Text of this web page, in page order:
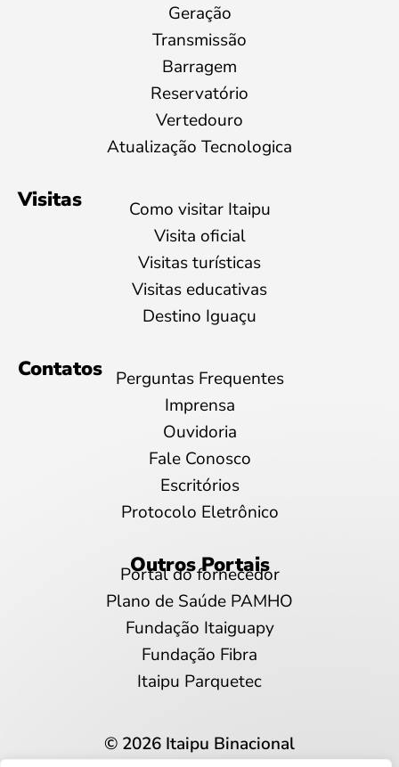
Geração
Transmissão
Barragem
Reservatório
Vertedouro
Atualização Tecnologica
Visitas
Como visitar Itaipu
Visita oficial
Visitas turísticas
Visitas educativas
Destino Iguaçu
Contatos
Perguntas Frequentes
Imprensa
Ouvidoria
Fale Conosco
Escritórios
Protocolo Eletrônico
Outros Portais
Portal do fornecedor
Plano de Saúde PAMHO
Fundação Itaiguapy
Fundação Fibra
Itaipu Parquetec
© 2026 Itaipu Binacional